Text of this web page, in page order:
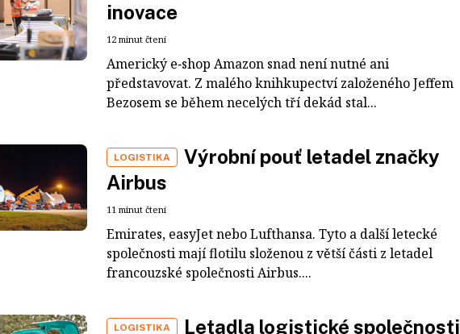
inovace
12 minut čtení
Americký e‑shop Amazon snad není nutné ani
představovat. Z malého knihkupectví založeného Jeffem
Bezosem se během necelých tří dekád stal...
LOGISTIKA
Výrobní pouť letadel značky
Airbus
11 minut čtení
Emirates, easyJet nebo Lufthansa. Tyto a další letecké
společnosti mají flotilu složenou z větší části z letadel
francouzské společnosti Airbus....
LOGISTIKA Letadla logistické společnosti